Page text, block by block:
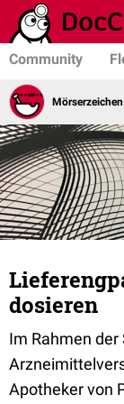
Community
dosieren
Im Rahmen der
Apotheker von